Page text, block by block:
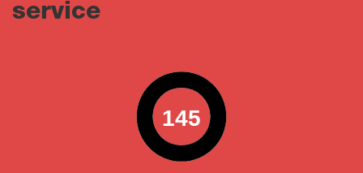
service
145
0 100